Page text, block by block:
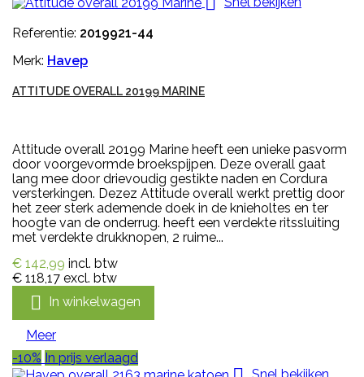
Referentie: 2019921-44
Merk: Havep
ATTITUDE OVERALL 20199 MARINE
Attitude overall 20199 Marine heeft een unieke pasvorm
door voorgevormde broekspijpen. Deze overall gaat
lang mee door drievoudig gestikte naden en Cordura
versterkingen. Dezez Attitude overall werkt prettig door
het zeer sterk ademende doek in de knieholtes en ter
hoogte van de onderrug. heeft een verdekte ritssluiting
met verdekte drukknopen, 2 ruime...
€ 142,99 incl. btw
€ 118,17 excl. btw
 In winkelwagen
Meer
-10% In prijs verlaagd